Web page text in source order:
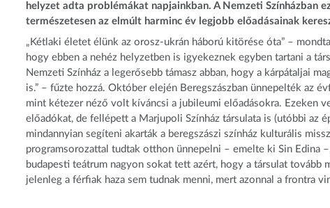
helyzet adta problémákat napjainkban. A Nemzeti Színházban
természetesen az elmúlt harminc év legjobb előadásainak
„Kétlaki életet élünk az orosz-ukrán háború kitörése óta” –
hogy ebben a nehéz helyzetben is igyekeznek egyben tartani a
Nemzeti Színház a legerősebb támasz abban, hogy a kárpátaljai
is.” – fűzte hozzá. Október elején Beregszászban ünnepelték az
mint kétezer néző volt kíváncsi a jubileumi előadásokra. Ezeken
előadókat, de fellépett a Marjupoli Színház társulata is (utóbbi az
mindannyian segíteni akarták a beregszászi színház kulturális
programsorozattal tudtak otthon ünnepelni – emelte ki Sin Edina
budapesti teátrum nagyon sokat tett azért, hogy a társulat tovább
jelenleg a férfiak haza sem tudnak menni, mert azonnal a frontra